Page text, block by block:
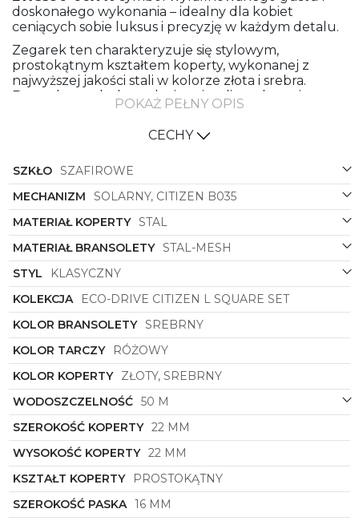
doskonałego wykonania – idealny dla kobiet
ceniących sobie luksus i precyzję w każdym detalu.
Zegarek ten charakteryzuje się stylowym,
prostokątnym kształtem koperty, wykonanej z
najwyższej jakości stali w kolorze złota i srebra.
Bransoleta z drobno plecionej stali meshowej w
eleganckim srebrnym odcieniu idealnie komponuje
się z całością, dodając zegarkowi szlachetnego
Jednak to różowy kolor tarczy jest
niekwestionowanym sercem tego modelu.
Delikatny, subtelny odcień doskonale podkreśla
kobiecą wrażliwość i romantyzm, sprawiając, że
zegarek staje się nie tylko precyzyjnym narzędziem
do mierzenia czasu, ale także modnym dodatkiem
uzupełniającym każdą stylizację.
Dodatkowy pasek z ekologicznej skóry w odcieniu
różu pozwala na jeszcze większą personalizację
zegarka, umożliwiając łatwe zmiany w zależności od
nastroju czy okazji. To doskonałe rozwiązanie dla
aktywnych kobiet, które chcą być zawsze stylowo i
elegancko.
ZegarekCitizen z linii L Square Set to nie tylko
biżuteria, ale również wyrazistego charakteru i stylu.
To elegancja spotyka precyzję w każdym szczególe,
tworząc niepowtarzalny look, który przyciąga
uwagę i podkreśla indywidualność noszącej go
kobiety. Pozwól sobie na luksus i jakość z
EW5596-66X!
POKAŻ PEŁNY OPIS
CECHY
SZKŁO SZAFIROWE
MECHANIZM
SOLARNY, CITIZEN B035
MATERIAŁ KOPERTY STAL
MATERIAŁ BRANSOLETY STAL-MESH
STYL
KLASYCZNY
KOLEKCJA
ECO-DRIVE CITIZEN L SQUARE SET
KOLOR BRANSOLETY SREBRNY
KOLOR TARCZY
RÓŻOWY
KOLOR KOPERTY ZŁOTY, SREBRNY
WODOSZCZELNOŚĆ 50 M
SZEROKOŚĆ KOPERTY 22 MM
WYSOKOŚĆ KOPERTY 22 MM
KSZTAŁT KOPERTY
PROSTOKĄTNY
SZEROKOŚĆ PASKA 16 MM